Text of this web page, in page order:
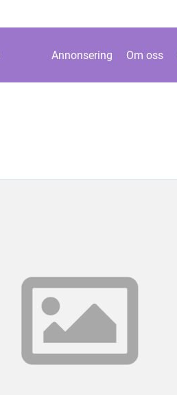
Annonsering Om oss